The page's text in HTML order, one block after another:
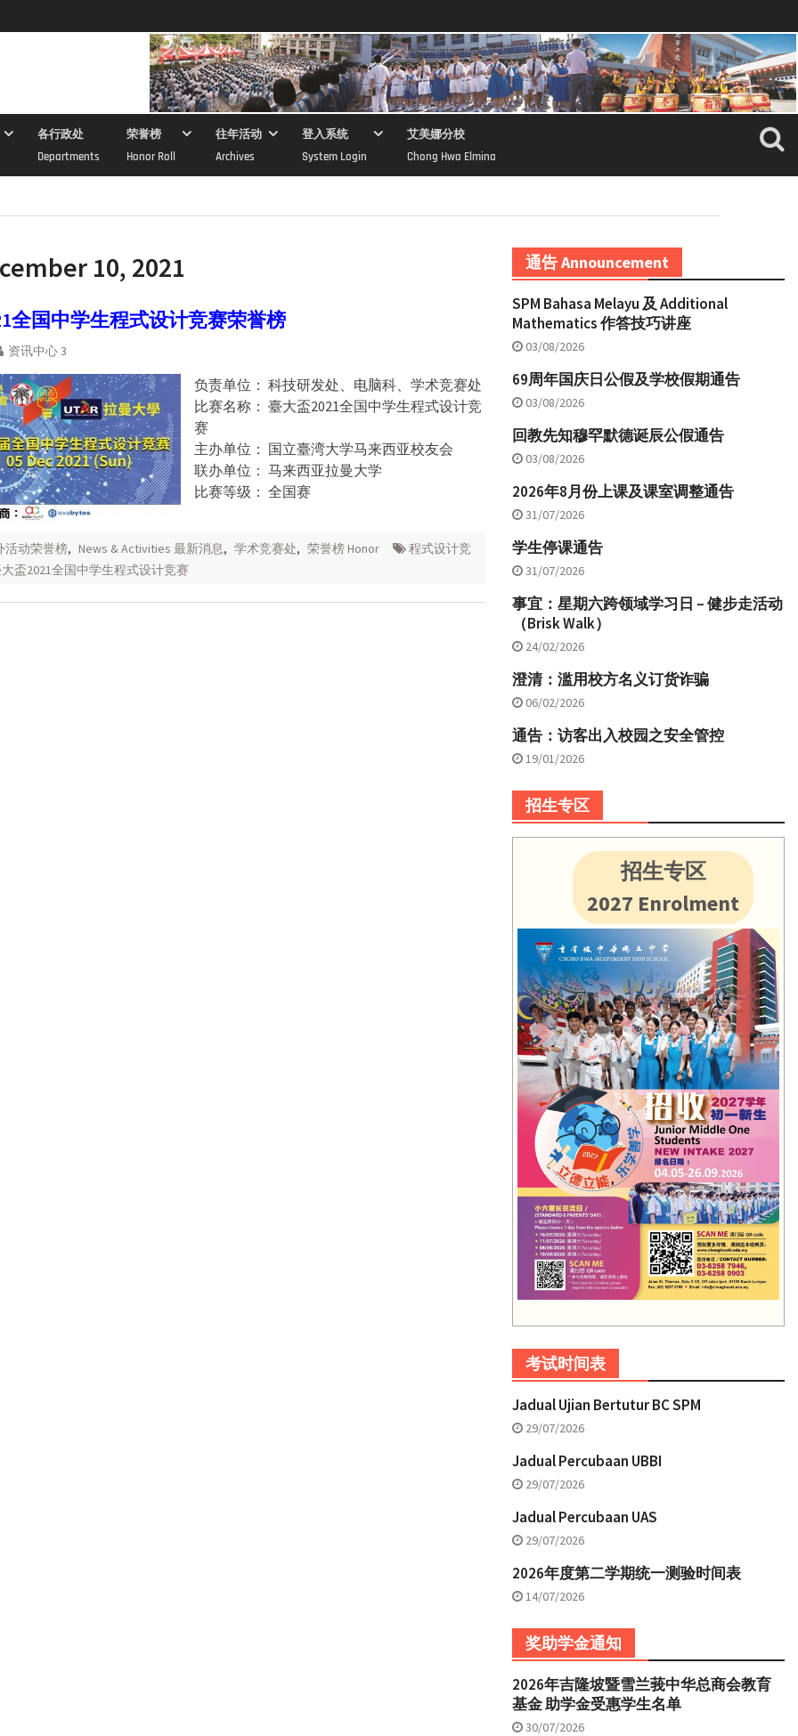
各行政处
Departments
荣誉榜
Honor Roll
往年活动
Archives
登入系统
System Login
艾美娜分校
Chong Hwa Elmina
10, 2021
全国中学生程式设计竞赛荣誉榜
资讯中心 3
负责单位： 科技研发处、电脑科、学术竞赛处
比赛名称： 臺大盃2021全国中学生程式设计竞
赛
主办单位： 国立臺湾大学马来西亚校友会
联办单位： 马来西亚拉曼大学
比赛等级： 全国赛
活动荣誉榜, News & Activities 最新消息, 学术竞赛处, 荣誉榜 Honor
程式设计竞
盃2021全国中学生程式设计竞赛
通告 Announcement
SPM Bahasa Melayu 及 Additional
Mathematics 作答技巧讲座
03/08/2026
69周年国庆日公假及学校假期通告
03/08/2026
回教先知穆罕默德诞辰公假通告
03/08/2026
2026年8月份上课及课室调整通告
31/07/2026
学生停课通告
31/07/2026
事宜：星期六跨领域学习日 – 健步走活动
（Brisk Walk）
24/02/2026
澄清：滥用校方名义订货诈骗
06/02/2026
通告：访客出入校园之安全管控
19/01/2026
招生专区
招生专区
2027 Enrolment
考试时间表
Jadual Ujian Bertutur BC SPM
29/07/2026
Jadual Percubaan UBBI
29/07/2026
Jadual Percubaan UAS
29/07/2026
2026年度第二学期统一测验时间表
14/07/2026
奖助学金通知
2026年吉隆坡暨雪兰莪中华总商会教育
基金 助学金受惠学生名单
30/07/2026